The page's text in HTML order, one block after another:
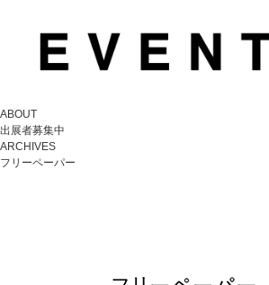
ABOUT
出展者募集中
ARCHIVES
フリーペーパー